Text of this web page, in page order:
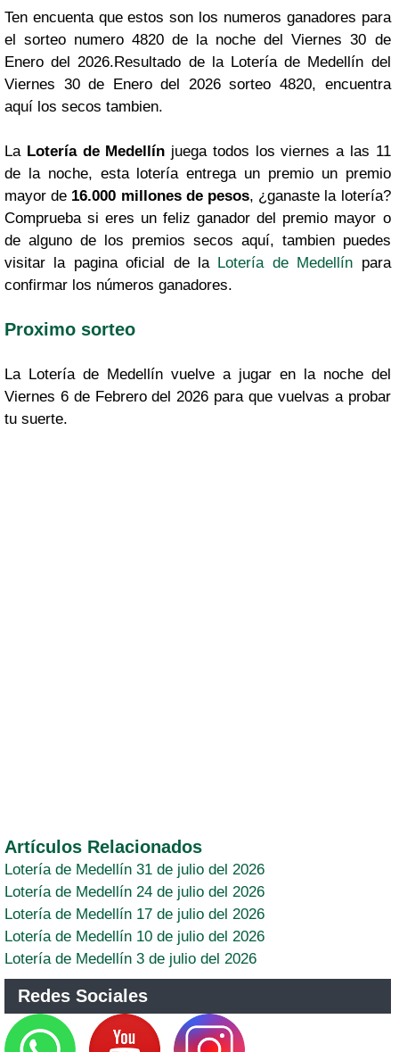
Ten encuenta que estos son los numeros ganadores para
el sorteo numero 4820 de la noche del Viernes 30 de
Enero del 2026.Resultado de la Lotería de Medellín del
Viernes 30 de Enero del 2026 sorteo 4820, encuentra
aquí los secos tambien.
La Lotería de Medellín juega todos los viernes a las 11
de la noche, esta lotería entrega un premio un premio
mayor de 16.000 millones de pesos, ¿ganaste la lotería?
Comprueba si eres un feliz ganador del premio mayor o
de alguno de los premios secos aquí, tambien puedes
visitar la pagina oficial de la Lotería de Medellín para
confirmar los números ganadores.
Proximo sorteo
La Lotería de Medellín vuelve a jugar en la noche del
Viernes 6 de Febrero del 2026 para que vuelvas a probar
tu suerte.
Artículos Relacionados
Lotería de Medellín 31 de julio del 2026
Lotería de Medellín 24 de julio del 2026
Lotería de Medellín 17 de julio del 2026
Lotería de Medellín 10 de julio del 2026
Lotería de Medellín 3 de julio del 2026
Redes Sociales